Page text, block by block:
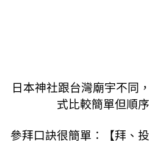
日本神社跟台灣廟宇不同
式比較簡單但順
參拜口訣很簡單：【拜、